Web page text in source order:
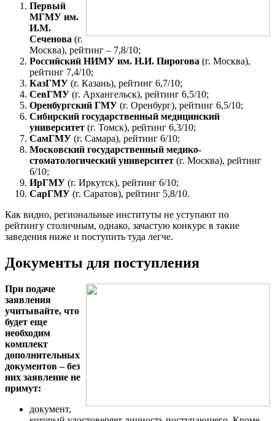
Первый
МГМУ им.
И.М.
Сеченова (г.
Москва), рейтинг – 7,8/10;
Российский НИМУ им. Н.И. Пирогова (г. Москва),
рейтинг 7,4/10;
КазГМУ (г. Казань), рейтинг 6,7/10;
СевГМУ (г. Архангельск), рейтинг 6,5/10;
Оренбургский ГМУ (г. Оренбург), рейтинг 6,5/10;
Сибирский государственный медицинский
университет (г. Томск), рейтинг 6,3/10;
СамГМУ (г. Самара), рейтинг 6/10;
Московский государственный медико-
стоматологический университет (г. Москва), рейтинг
6/10;
ИрГМУ (г. Иркутск), рейтинг 6/10;
СарГМУ (г. Саратов), рейтинг 5,8/10.
Как видно, региональные институты не уступают по
рейтингу столичным, однако, зачастую конкурс в такие
заведения ниже и поступить туда легче.
Документы для поступления
При подаче
заявления
учитывайте, что
будет еще
необходим
комплект
дополнительных
документов – без
них заявление не
примут:
документ,